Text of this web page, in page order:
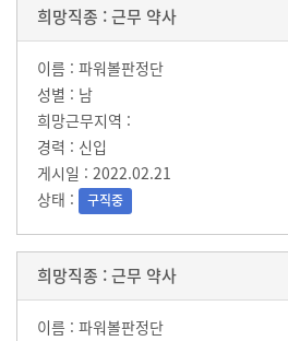
근무 약사
파워볼판정단
남
신입
2022.02.21
구직중
근무 약사
파워볼판정단